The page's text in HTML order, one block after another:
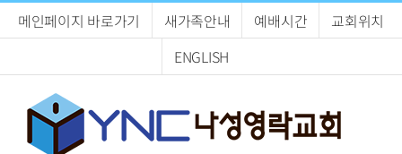
메인페이지 바로가기 새가족안내 예배시간
교회위치
ENGLISH